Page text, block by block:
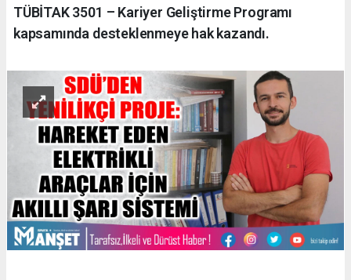
TÜBİTAK 3501 – Kariyer Geliştirme Programı
kapsamında desteklenmeye hak kazandı.